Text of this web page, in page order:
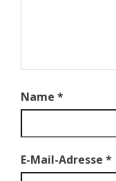
Name *
E-Mail-Adresse *